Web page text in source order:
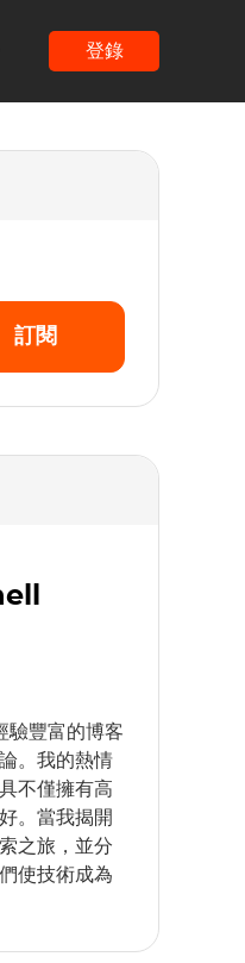
登錄
訂閱
豐富的博客
。我的熱情
不僅擁有高
。當我揭開
之旅，並分
使技術成為